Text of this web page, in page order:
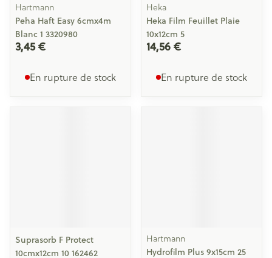
Hartmann
Peha Haft Easy 6cmx4m
Blanc 1 3320980
3,45 €
En rupture de stock
Heka
Heka Film Feuillet Plaie
10x12cm 5
14,56 €
En rupture de stock
Suprasorb F Protect
10cmx12cm 10 162462
Hartmann
Hydrofilm Plus 9x15cm 25